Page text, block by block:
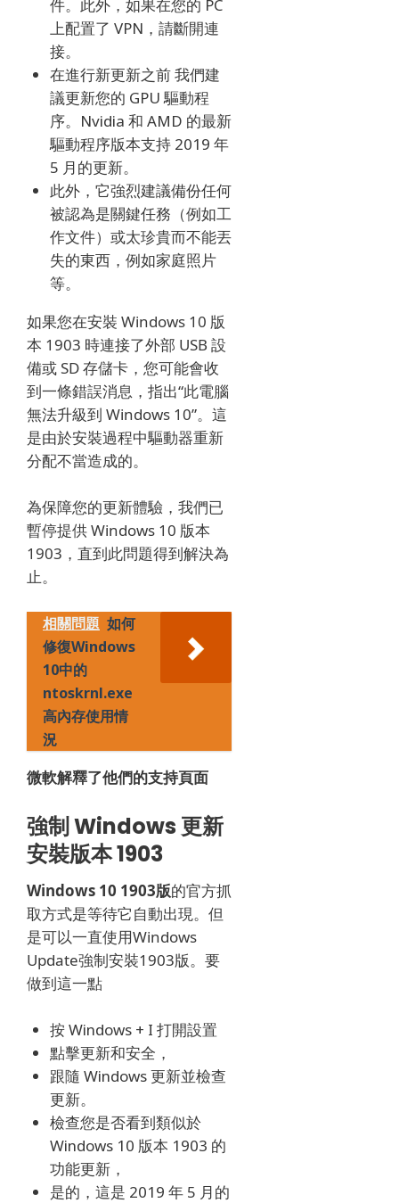
件。 此外，如果在您的 PC
上配置了 VPN，請斷開連
接。
在進行新更新之前 我們建
議更新您的 GPU 驅動程
序。 Nvidia 和 AMD 的最新
驅動程序版本支持 2019 年
5 月的更新。
此外，它強烈建議備份任何
被認為是關鍵任務（例如工
作文件）或太珍貴而不能丟
失的東西，例如家庭照片
等。
如果您在安裝 Windows 10 版
本 1903 時連接了外部 USB 設
備或 SD 存儲卡，您可能會收
到一條錯誤消息，指出“此電腦
無法升級到 Windows 10”。 這
是由於安裝過程中驅動器重新
分配不當造成的。
為保障您的更新體驗，我們已
暫停提供 Windows 10 版本
1903，直到此問題得到解決為
止。
相關問題 如何
修復Windows
10中的
ntoskrnl.exe
高內存使用情
況
微軟解釋了他們的支持頁面
強制 Windows 更新
安裝版本 1903
Windows 10 1903版的官方抓
取方式是等待它自動出現。 但
是可以一直使用Windows
Update強制安裝1903版。要
做到這一點
按 Windows + I 打開設置
點擊更新和安全，
跟隨 Windows 更新並檢查
更新。
檢查您是否看到類似於
Windows 10 版本 1903 的
功能更新，
是的，這是 2019 年 5 月的